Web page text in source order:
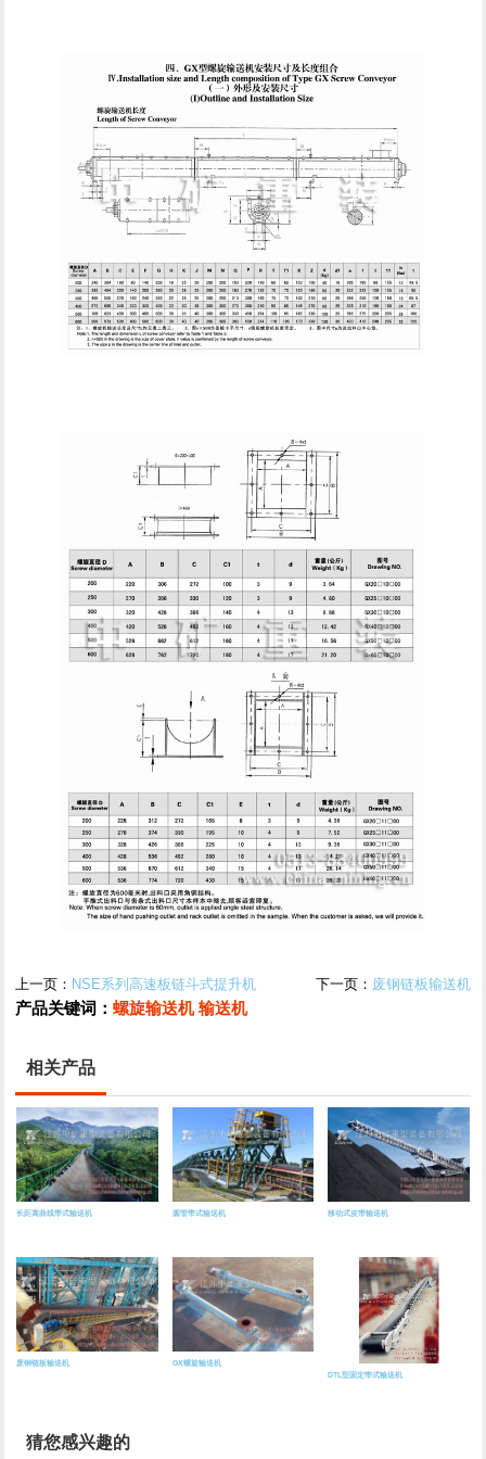
上一页： NSE系列高速板链斗式提升机 下一页： 废钢链板输送机
产品关键词：螺旋输送机 输送机
相关产品
长距离曲线带式输送机 圆管带式输送机 移动式皮带输送机
废钢链板输送机
GX螺旋输送机
DTL型固定带式输送机
猜您感兴趣的